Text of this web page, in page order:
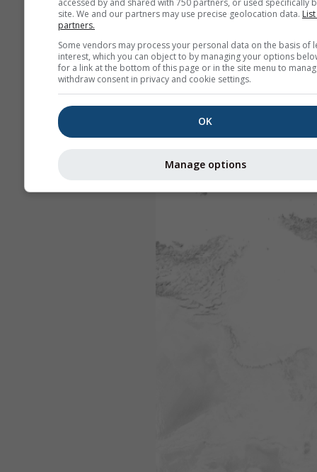
accessed by and shared with 750 partners, or used specifically
site. We and our partners may use precise geolocation data.
partners.
Some vendors may process your personal data on the basis of
interest, which you can object to by managing your options
for a link at the bottom of this page or in the site menu to
withdraw consent in privacy and cookie settings.
OK
Manage options